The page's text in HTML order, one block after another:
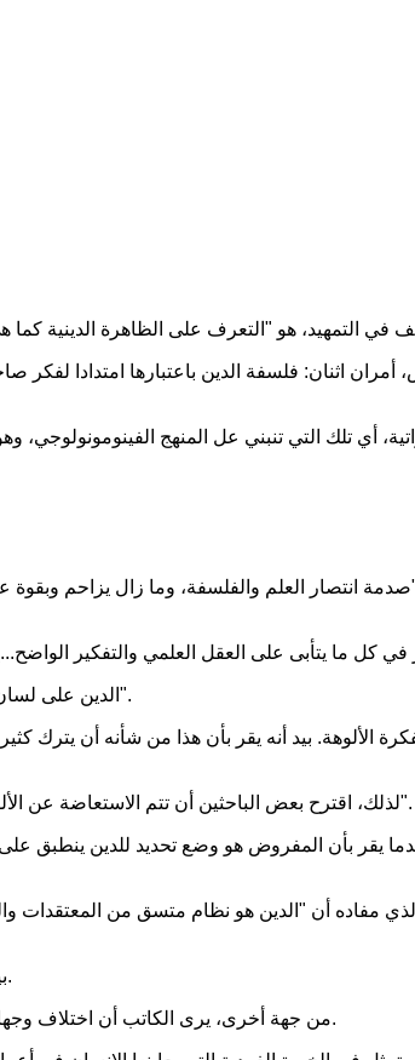
اثنان: فلسفة الدين باعتبارها امتدادا لفكر
أي تلك التي تنبني عل المنهج
انتصار العلم والفلسفة، وما زال يزاحم
الدين على لسان ماكس موللر مثلا، هو "كدح من أجل تصور ما لا يمكن تصوره، وقول ما لا يمكن التعبير عنه. إنه توق إلى اللانهائي".
الألوهة. بيد أنه يقر بأن هذا من شأنه أن يترك
لذلك، اقترح بعض الباحثين أن تتم الاستعاضة عن الألوهة ب"الكائنات الروحية، من قبيل عالم الأرواح والجن التي ترى الذهنية البدائية أن عالمها يتداخل مع عالم البشر".
يقر بأن المفروض هو وضع تحديد للدين ينطبق على
والذي مفاده أن "الدين هو نظام متسق من
بيد أن هذا التحديد يستوجب وضع معيار للتمييز بين ما هو مقدس وما هو دنيوي في معتقدات وممارسات جماعة ما.
من جهة أخرى، يرى الكاتب أن اختلاف وجهات النظر متأت من عدم التفريق بين ثلاثة تبديات للظاهرة الدينية: الدين الفردي، الدين الجمعي والمؤسسة الدينية.